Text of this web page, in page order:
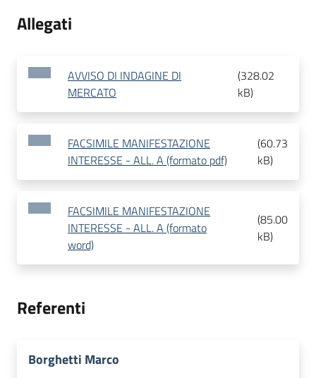
Allegati
AVVISO DI INDAGINE DI
MERCATO
(328.02
kB)
FACSIMILE MANIFESTAZIONE
INTERESSE - ALL. A (formato pdf)
(60.73
kB)
FACSIMILE MANIFESTAZIONE
INTERESSE - ALL. A (formato
word)
(85.00
kB)
Referenti
Borghetti Marco